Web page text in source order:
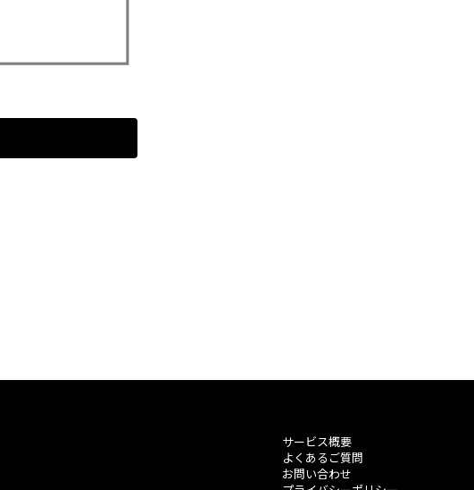
サービス概要
よくあるご質問
お問い合わせ